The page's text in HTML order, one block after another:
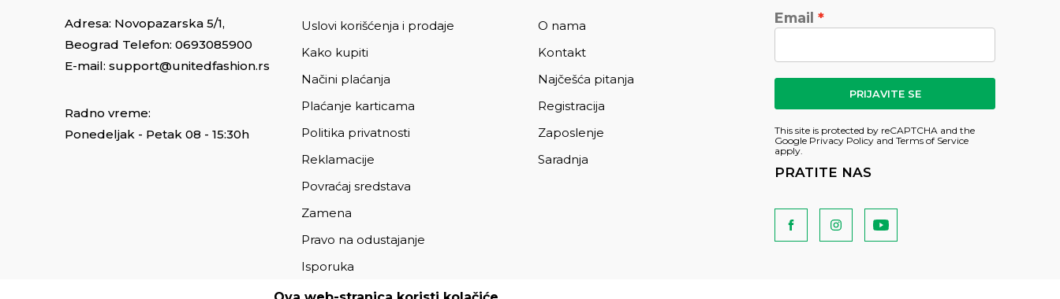
Adresa: Novopazarska 5/1,
Beograd Telefon: 0693085900
E-mail: support@unitedfashion.rs
Radno vreme:
Ponedeljak - Petak 08 - 15:30h
Uslovi korišćenja i prodaje
Kako kupiti
Načini plaćanja
Plaćanje karticama
Politika privatnosti
Reklamacije
Povraćaj sredstava
Zamena
Pravo na odustajanje
Isporuka
O nama
Kontakt
Najčešća pitanja
Registracija
Zaposlenje
Saradnja
Email
PRIJAVITE SE
This site is protected by reCAPTCHA and the
Google Privacy Policy and Terms of Service
apply.
PRATITE NAS